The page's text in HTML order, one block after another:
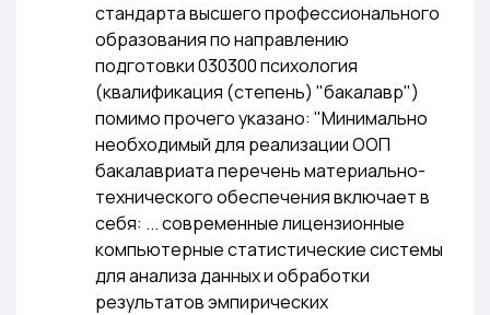
стандарта высшего профессионального
образования по направлению
подготовки 030300 психология
(квалификация (степень) "бакалавр")
помимо прочего указано: "Минимально
необходимый для реализации ООП
бакалавриата перечень материально-
технического обеспечения включает в
себя: ... современные лицензионные
компьютерные статистические системы
для анализа данных и обработки
результатов эмпирических